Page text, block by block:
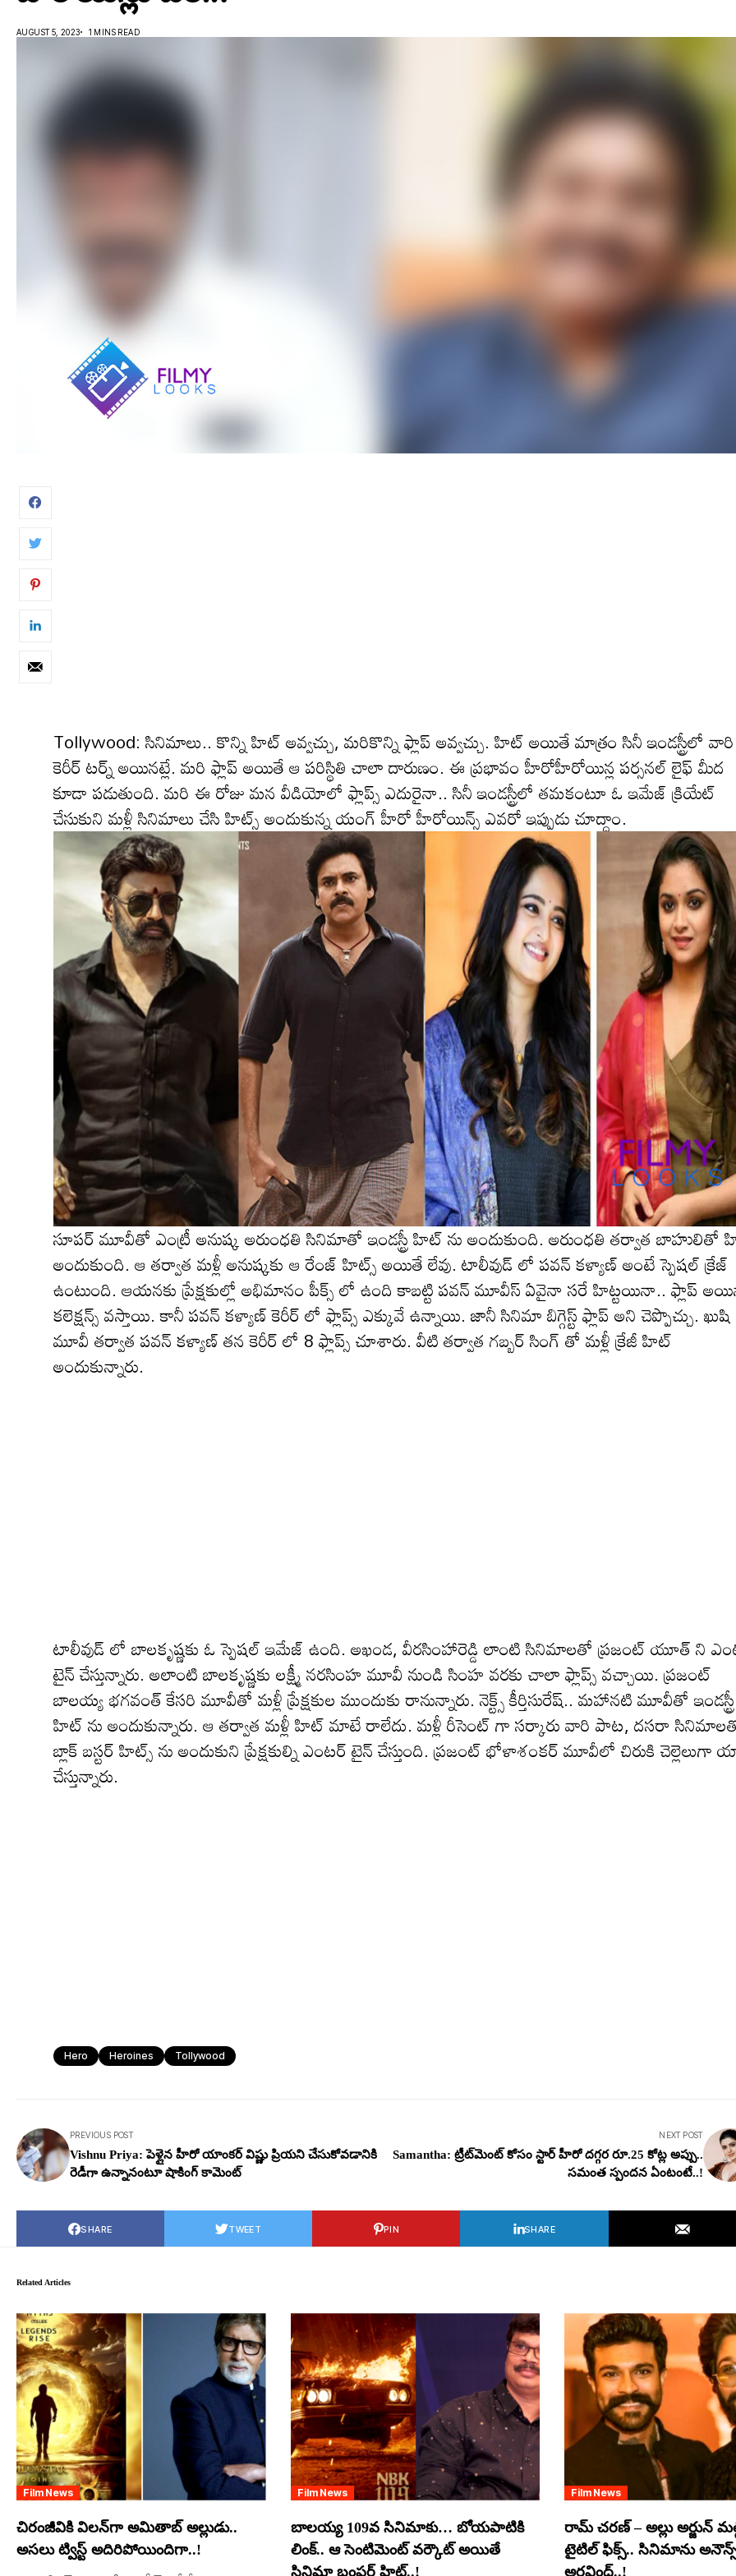
AUGUST 5, 2023 1 MINS READ
Tollywood: సినిమాలు.. కొన్ని హిట్ అవ్వచ్చు, మరికొన్ని ఫ్లాప్ అవ్వచ్చు. హిట్ అయితే మాత్రం సినీ ఇండస్ట్రీలో వారి
కెరీర్ టర్న్ అయినట్లే. మరి ఫ్లాప్ అయితే ఆ పరిస్థితి చాలా దారుణం. ఈ ప్రభావం హీరోహీరోయిన్ల పర్సనల్ లైఫ్ మీద
కూడా పడుతుంది. మరి ఈ రోజు మన వీడియోలో ఫ్లాప్స్ ఎదురైనా.. సినీ ఇండస్ట్రీలో తమకంటూ ఓ ఇమేజ్ క్రియేట్
చేసుకుని మళ్లీ సినిమాలు చేసి హిట్స్ అందుకున్న యంగ్ హీరో హీరోయిన్స్ ఎవరో ఇప్పుడు చూద్దాం.
సూపర్ మూవీతో ఎంట్రీ అనుష్క అరుంధతి సినిమాతో ఇండస్ట్రీ హిట్ ను అందుకుంది. అరుంధతి తర్వాత బాహులితో
అందుకుంది. ఆ తర్వాత మళ్లీ అనుష్కకు ఆ రేంజ్ హిట్స్ అయితే లేవు. టాలీవుడ్ లో పవన్ కళ్యాణ్ అంటే స్పెషల్ క్రేజ్
ఉంటుంది. ఆయనకు ప్రేక్షకుల్లో అభిమానం పీక్స్ లో ఉంది కాబట్టి పవన్ మూవీస్ ఏవైనా సరే హిట్టయినా.. ఫ్లాప్
కలెక్షన్స్ వస్తాయి. కానీ పవన్ కళ్యాణ్ కెరీర్ లో ఫ్లాప్స్ ఎక్కువే ఉన్నాయి. జానీ సినిమా బిగ్గెస్ట్ ఫ్లాప్ అని చెప్పొచ్చు. ఖుషి
మూవీ తర్వాత పవన్ కళ్యాణ్ తన కెరీర్ లో 8 ఫ్లాప్స్ చూశారు. వీటి తర్వాత గబ్బర్ సింగ్ తో మళ్లీ క్రేజీ హిట్
అందుకున్నారు.
టాలీవుడ్ లో బాలకృష్ణకు ఓ స్పెషల్ ఇమేజ్ ఉంది. అఖండ, వీరసింహారెడ్డి లాంటి సినిమాలతో ప్రజంట్ యూత్ ని
టైన్ చేస్తున్నారు. అలాంటి బాలకృష్ణకు లక్ష్మీ నరసింహ మూవీ నుండి సింహ వరకు చాలా ఫ్లాప్స్ వచ్చాయి. ప్రజంట్
బాలయ్య భగవంత్ కేసరి మూవీతో మళ్లీ ప్రేక్షకుల ముందుకు రానున్నారు. నెక్ట్స్ కీర్తిసురేష్.. మహానటి మూవీతో ఇండస్ట్రీ
హిట్ ను అందుకున్నారు. ఆ తర్వాత మళ్లీ హిట్ మాటే రాలేదు. మళ్లీ రీసెంట్ గా సర్కారు వారి పాట, దసరా
బ్లాక్ బస్టర్ హిట్స్ ను అందుకుని ప్రేక్షకుల్ని ఎంటర్ టైన్ చేస్తుంది. ప్రజంట్ భోళాశంకర్ మూవీలో చిరుకి చెల్లెలుగా
చేస్తున్నారు.
Hero Heroines Tollywood
PREVIOUS POST
Vishnu Priya: పెళ్లైన హీరో యాంక‌ర్ విష్ణు ప్రియ‌ని చేసుకోవ‌డానికి
రెడీగా ఉన్నానంటూ షాకింగ్ కామెంట్
NEXT POST
Samantha: ట్రీట్‌మెంట్‌ కోసం స్టార్ హీరో ద‌గ్గ‌ర రూ.25 కోట్ల అప్పు..
స‌మంత స్పందన ఏంటంటే..!
SHARE TWEET PIN SHARE
Related Articles
Film News
చిరంజీవికి విలన్‌గా అమితాబ్ అల్లుడు..
అసలు ట్విస్ట్ అదిరిపోయిందిగా..!
Film News
బాలయ్య 109వ సినిమాకు… బోయపాటికి
లింక్.. ఆ సెంటిమెంట్ వర్కౌట్ అయితే
సినిమా బంపర్ హిట్..!
Film News
రామ్ చరణ్ – అల్లు అర్జున్
టైటిల్ ఫిక్స్.. సినిమాను అనౌన్స్
అరవింద్..!